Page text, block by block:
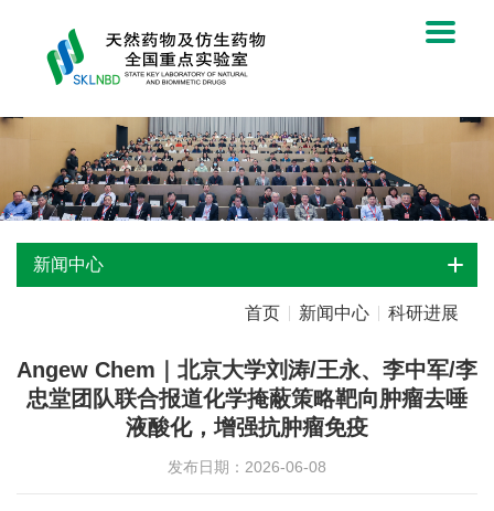
新闻中心
首页 新闻中心 科研进展
Angew Chem｜北京大学刘涛/王永、李中军/李
忠堂团队联合报道化学掩蔽策略靶向肿瘤去唾
液酸化，增强抗肿瘤免疫
发布日期：2026-06-08